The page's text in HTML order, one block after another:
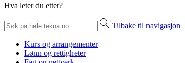
Hva leter du etter?
Tilbake til navigasjon
Kurs og arrangementer
Lønn og rettigheter